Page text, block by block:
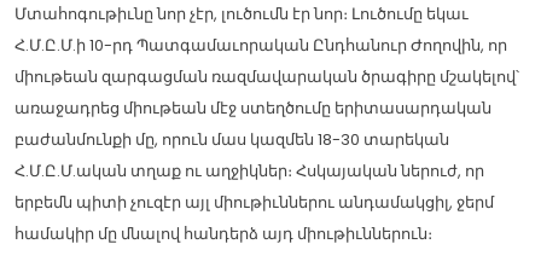
Մտահոգութիւնը նոր չէր, լուծումն էր նոր։ Լուծումը եկաւ
Հ.Մ.Ը.Մ.ի 10-րդ Պատգամաւորական Ընդհանուր Ժողովին, որ
միութեան զարգացման ռազմավարական ծրագիրը մշակելով՝
առաջադրեց միութեան մէջ ստեղծումը երիտասարդական
բաժանմունքի մը, որուն մաս կազմեն 18-30 տարեկան
Հ.Մ.Ը.Մ.ական տղաք ու աղջիկներ։ Հսկայական ներուժ, որ
երբեմն պիտի չուզէր այլ միութիւններու անդամակցիլ, ջերմ
համակիր մը մնալով հանդերձ այդ միութիւններուն։